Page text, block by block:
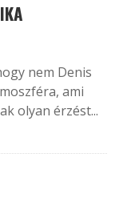
nem Denis
ami
olyan érzést...